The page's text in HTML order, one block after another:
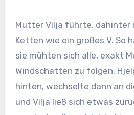
Mutter Vilja führte, dahinter
Ketten wie ein großes V. So
sie mühten sich alle, exakt
Windschatten zu folgen.
hinten, wechselte dann an
und Vilja ließ sich etwas